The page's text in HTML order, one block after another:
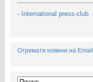
- International press-club
Отримати новини на Email